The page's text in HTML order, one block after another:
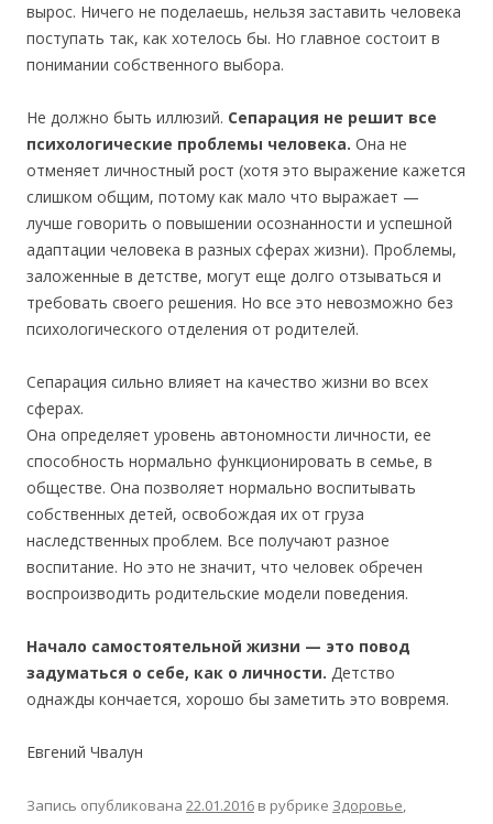
вырос. Ничего не поделаешь, нельзя заставить человека
поступать так, как хотелось бы. Но главное состоит в
понимании собственного выбора.
Не должно быть иллюзий. Сепарация не решит все
психологические проблемы человека. Она не
отменяет личностный рост (хотя это выражение кажется
слишком общим, потому как мало что выражает —
лучше говорить о повышении осознанности и успешной
адаптации человека в разных сферах жизни). Проблемы,
заложенные в детстве, могут еще долго отзываться и
требовать своего решения. Но все это невозможно без
психологического отделения от родителей.
Сепарация сильно влияет на качество жизни во всех
сферах.
Она определяет уровень автономности личности, ее
способность нормально функционировать в семье, в
обществе. Она позволяет нормально воспитывать
собственных детей, освобождая их от груза
наследственных проблем. Все получают разное
воспитание. Но это не значит, что человек обречен
воспроизводить родительские модели поведения.
Начало самостоятельной жизни — это повод
задуматься о себе, как о личности. Детство
однажды кончается, хорошо бы заметить это вовремя.
Евгений Чвалун
Запись опубликована 22.01.2016 в рубрике Здоровье,